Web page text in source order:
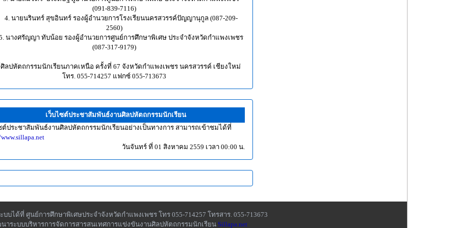
(091-839-7116)
ายนรินทร์ สุขอินทร์ รองผู้อำนวยการโรงเรียนนครสวรรค์ปัญญานุกูล (087-209-
2560)
งศรัญญา ทับน้อย รองผู้อำนวยการศูนย์การศึกษาพิเศษ ประจำจังหวัดกำแพงเพชร
(087-317-9179)
ลปหัตถกรรมนักเรียนภาคเหนือ ครั้งที่ 67 จังหวัดกำแพงเพชร นครสวรรค์ เชียงใหม่
โทร. 055-714257 แฟกซ์ 055-713673
เว็บไซต์ประชาสัมพันธ์งานศิลปหัตถกรรมนักเรียน
ต์ประชาสัมพันธ์งานศิลปหัตถกรรมนักเรียนอย่างเป็นทางการ สามารถเข้าชมได้ที่
วันจันทร์ ที่ 01 สิงหาคม 2559 เวลา 00:00 น.
บได้ที่ ศูนย์การศึกษาพิเศษประจำจังหวัดกำแพงเพชร โทร 055-714257 โทรสาร. 055-713673
าระบบบริหารการจัดการสารสนเทศการแข่งขันงานศิลปหัตถกรรมนักเรียน Sillapa.net